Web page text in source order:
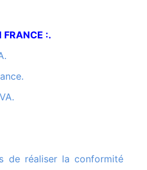
FRANCE :.